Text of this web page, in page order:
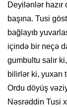
Deyilənlər hazır
başına. Tusi
bağlayıb
içində bir neçə
gumbultu salır
bilirlər ki, yuxarı
Ordu döyüş
Nəsrəddin Tusi